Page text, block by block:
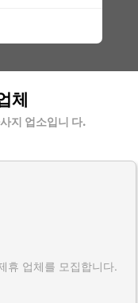
체
지 업소입니 다.
휴 업체를 모집합니다.